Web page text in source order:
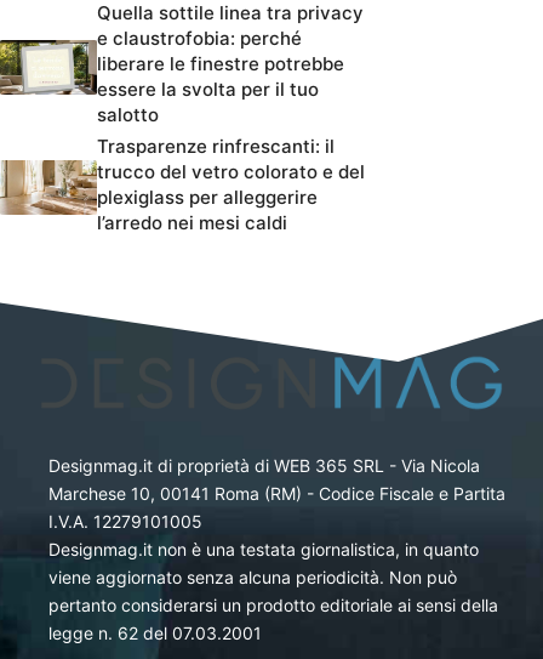
Quella sottile linea tra privacy
e claustrofobia: perché
liberare le finestre potrebbe
essere la svolta per il tuo
salotto
Trasparenze rinfrescanti: il
trucco del vetro colorato e del
plexiglass per alleggerire
l’arredo nei mesi caldi
Designmag.it di proprietà di WEB 365 SRL - Via Nicola
Marchese 10, 00141 Roma (RM) - Codice Fiscale e Partita
I.V.A. 12279101005
Designmag.it non è una testata giornalistica, in quanto
viene aggiornato senza alcuna periodicità. Non può
pertanto considerarsi un prodotto editoriale ai sensi della
legge n. 62 del 07.03.2001